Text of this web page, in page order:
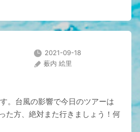
2021-09-18
薮内 絵里
。台風の影響で今日のツアーは
た方、絶対また行きましょう！何